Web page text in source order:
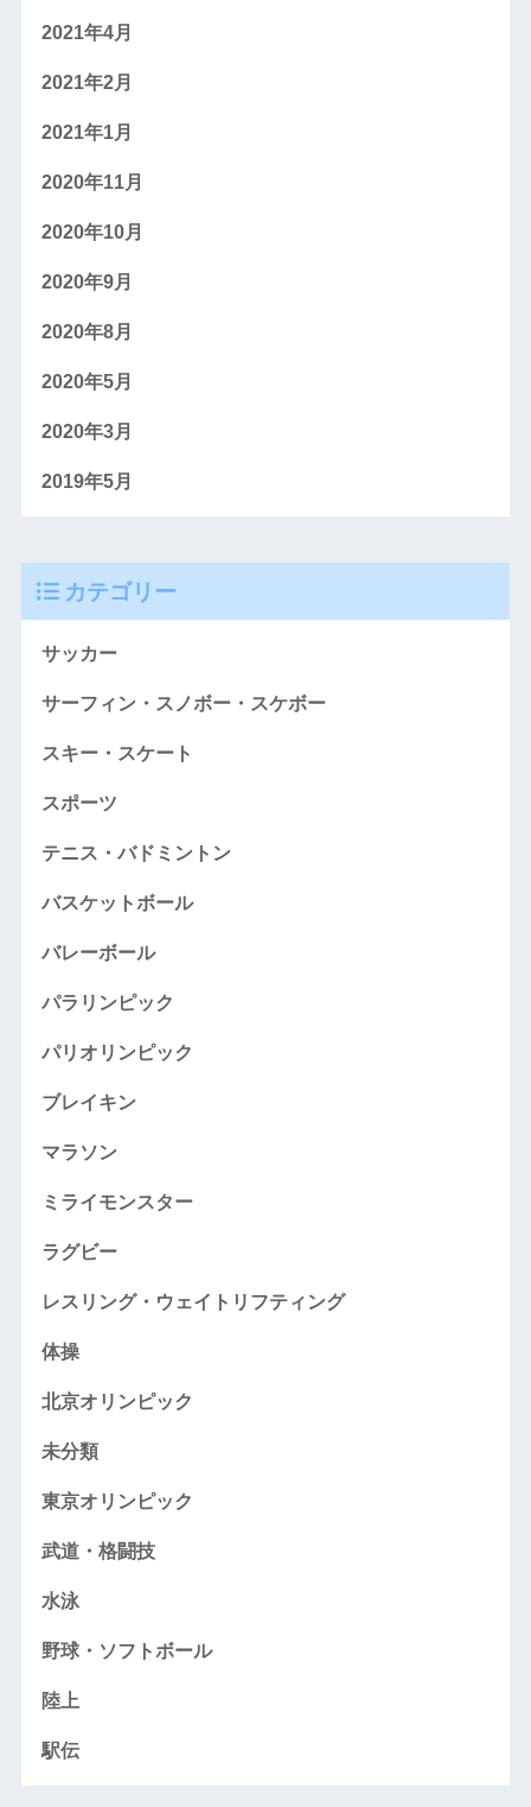
2021年4月
2021年2月
2021年1月
2020年11月
2020年10月
2020年9月
2020年8月
2020年5月
2020年3月
2019年5月
カテゴリー
サッカー
サーフィン・スノボー・スケボー
スキー・スケート
スポーツ
テニス・バドミントン
バスケットボール
バレーボール
パラリンピック
パリオリンピック
ブレイキン
マラソン
ミライモンスター
ラグビー
レスリング・ウェイトリフティング
体操
北京オリンピック
未分類
東京オリンピック
武道・格闘技
水泳
野球・ソフトボール
陸上
駅伝